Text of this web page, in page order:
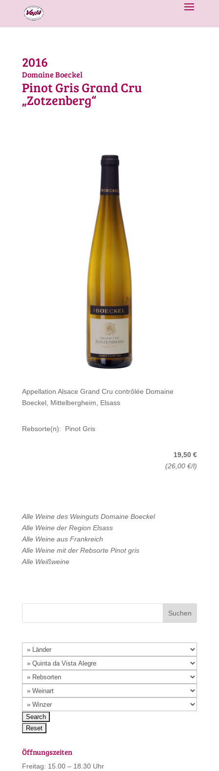
2016
Domaine Boeckel
Pinot Gris Grand Cru
„Zotzenberg“
Appellation Alsace Grand Cru contrôlée Domaine
Boeckel, Mittelbergheim, Elsass
Rebsorte(n): Pinot Gris
19,50 €
(26,00 €/l)
Alle Weine des Weinguts Domaine Boeckel
Alle Weine der Region Elsass
Alle Weine aus Frankreich
Alle Weine mit der Rebsorte Pinot gris
Alle Weißweine
Öffnungszeiten
Freitag: 15.00 – 18.30 Uhr